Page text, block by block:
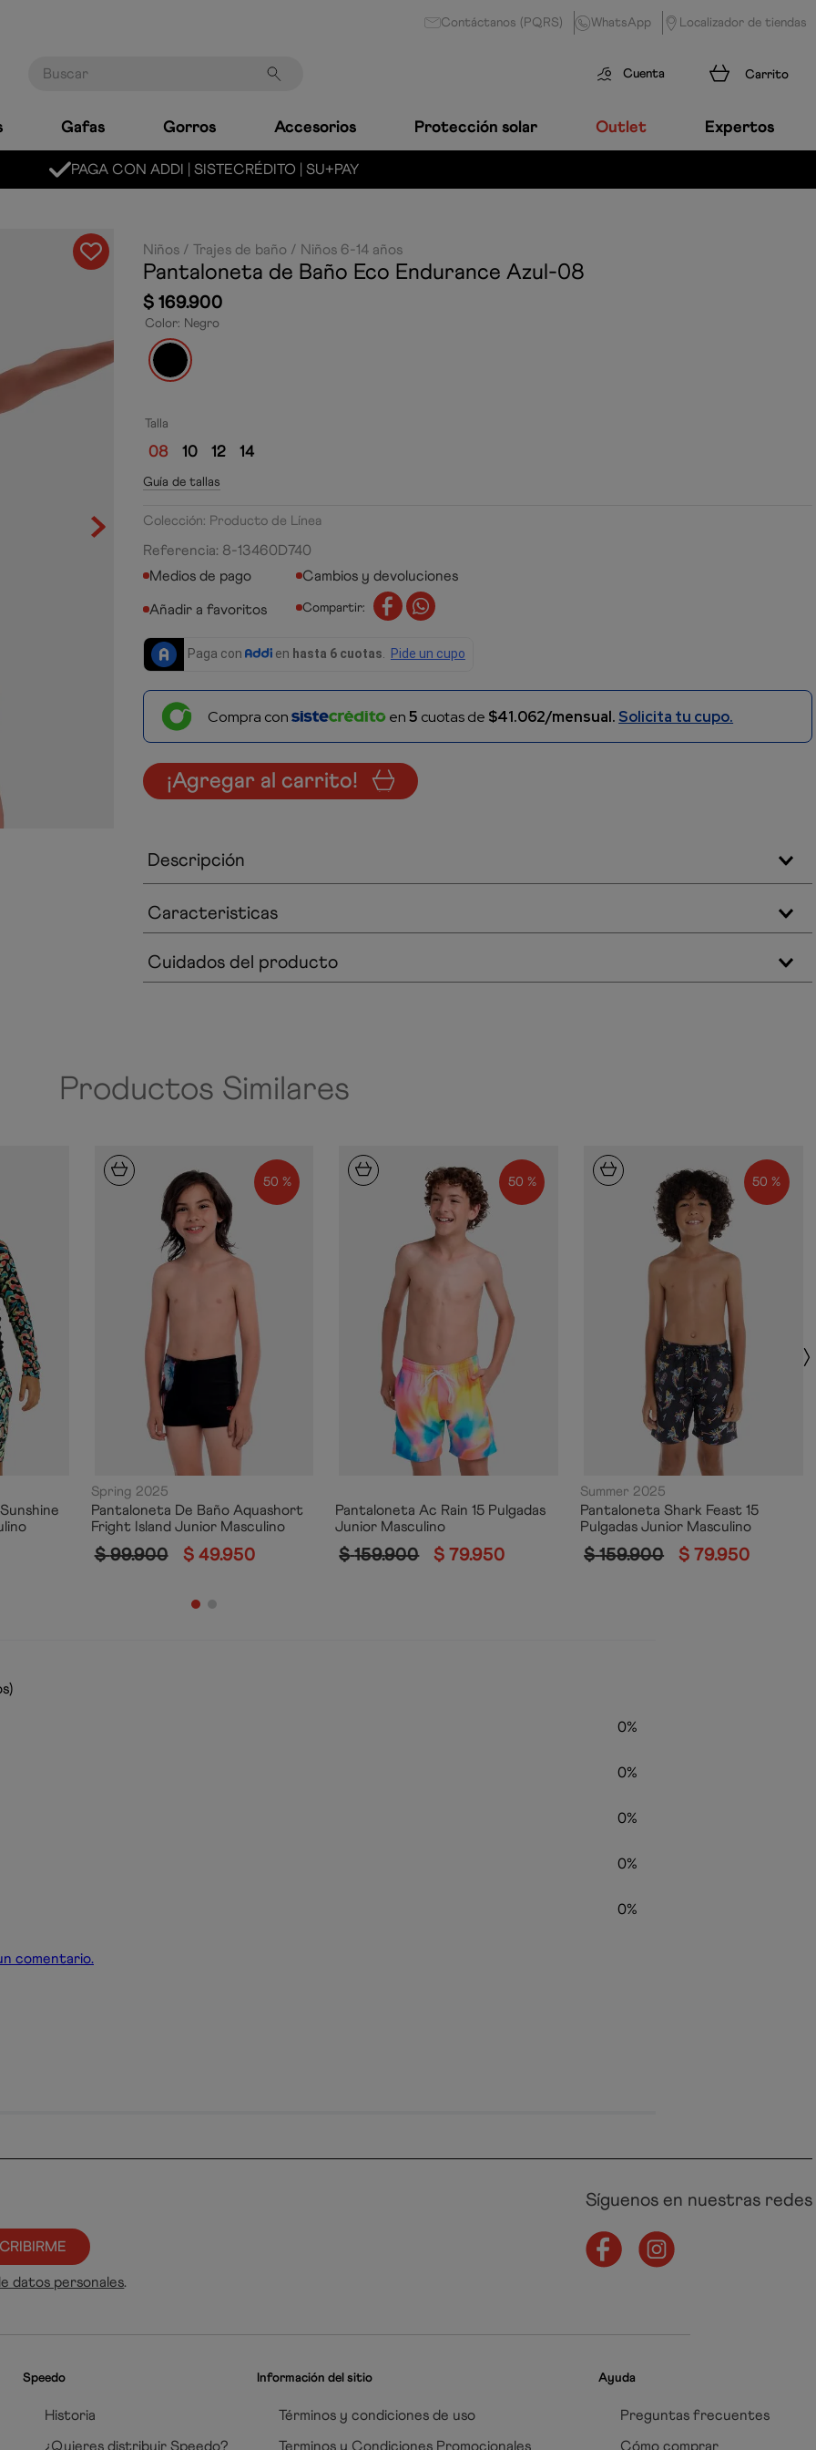
Contáctanos (PQRS) WhatsApp Localizador de tiendas
Cuenta
Gafas Gorros Accesorios Protección solar Outlet Expertos
PAGA CON ADDI | SISTECRÉDITO | SU+PAY
Niños Trajes de baño Niños 6-14 años
Pantaloneta de Baño Eco Endurance Azul-08
$ 169.900
Color: Negro
Talla
08 10 12 14
Guía de tallas
Colección: Producto de Línea
Referencia: 8-13460D740
Medios de pago
Cambios y devoluciones
Compartir:
Compra con en5 cuotas de $41.062/mensual. Solicita tu cupo.
¡Agregar al carrito!
Descripción
Caracteristicas
Cuidados del producto
Productos Similares
50 %
Spring 2025
Pantaloneta De Baño Aquashort
Fright Island Junior Masculino
$ 99.900 $ 49.950
50 %
Pantaloneta Ac Rain 15 Pulgadas
Junior Masculino
$ 159.900 $ 79.950
50 %
Summer 2025
Pantaloneta Shark Feast 15
Pulgadas Junior Masculino
$ 159.900 $ 79.950
0%
0%
0%
0%
0%
comentario.
datos personales.
Síguenos en nuestras redes
Speedo
Historia
¿Quieres distribuir Speedo?
Información del sitio
Términos y condiciones de uso
Terminos y Condiciones Promocionales
Ayuda
Preguntas frecuentes
Cómo comprar